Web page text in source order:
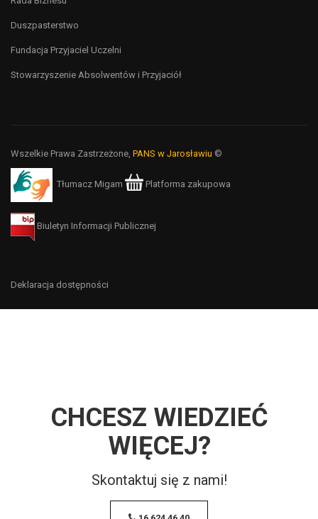
Duszpasterstwo
Fundacja Przyjaciel Uczelni
Stowarzyszenie Absolwentów i Przyjaciół
Wszelkie Prawa Zastrzeżone, PANS w Jarosławiu ©
Tłumacz Migam Platforma zakupowa
Biuletyn Informacji Publicznej
Deklaracja dostępności
CHCESZ WIEDZIEĆ
WIĘCEJ?
Skontaktuj się z nami!